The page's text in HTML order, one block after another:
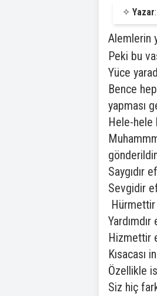
✧ Yazar
Alemlerin
Peki bu
Yüce
Bence
yapması
Hele-hele
Saygıdır
Sevgidir
Hizmettir
Kısacası
Özellikle
Siz hiç